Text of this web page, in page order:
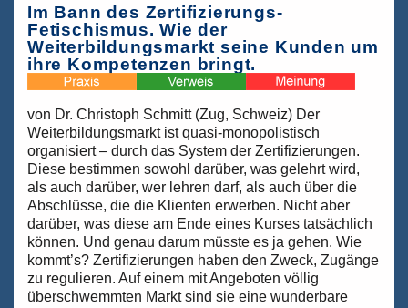
Im Bann des Zertifizierungs-
Fetischismus. Wie der
Weiterbildungsmarkt seine Kunden um
ihre Kompetenzen bringt.
von Dr. Christoph Schmitt (Zug, Schweiz) Der
Weiterbildungsmarkt ist quasi-monopolistisch
organisiert – durch das System der Zertifizierungen.
Diese bestimmen sowohl darüber, was gelehrt wird,
als auch darüber, wer lehren darf, als auch über die
Abschlüsse, die die Klienten erwerben. Nicht aber
darüber, was diese am Ende eines Kurses tatsächlich
können. Und genau darum müsste es ja gehen. Wie
kommt’s? Zertifizierungen haben den Zweck, Zugänge
zu regulieren. Auf einem mit Angeboten völlig
überschwemmten Markt sind sie eine wunderbare